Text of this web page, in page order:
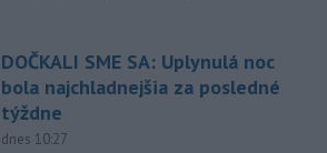
DOČKALI SME SA: Uplynulá noc
bola najchladnejšia za posledné
týždne
dnes 10:27